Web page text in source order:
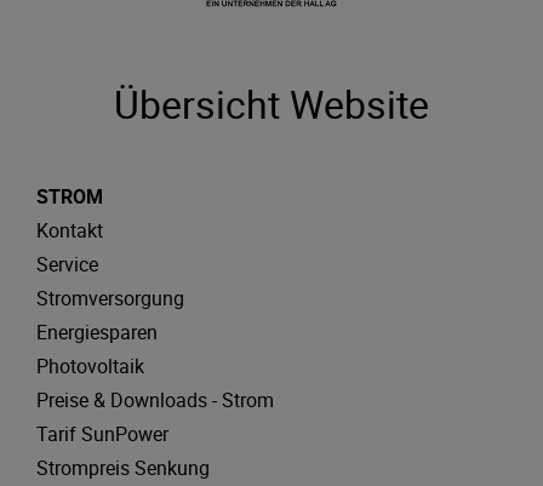
Übersicht Website
STROM
Kontakt
Service
Stromversorgung
Energiesparen
Photovoltaik
Preise & Downloads - Strom
Tarif SunPower
Strompreis Senkung